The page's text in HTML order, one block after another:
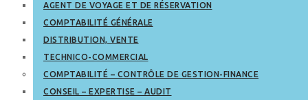
AGENT DE VOYAGE ET DE RÉSERVATION
COMPTABILITÉ GÉNÉRALE
DISTRIBUTION, VENTE
TECHNICO-COMMERCIAL
COMPTABILITÉ – CONTRÔLE DE GESTION-FINANCE
CONSEIL – EXPERTISE – AUDIT